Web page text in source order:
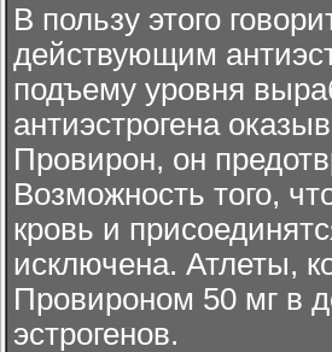
В пользу этого
действующим
подъему уровня
антиэстрогена
Провирон, он
Возможность того,
кровь и
исключена. Атлеты,
Провироном 50 мг в
эстрогенов.